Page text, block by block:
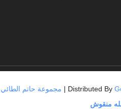
| Distributed By
منقوش